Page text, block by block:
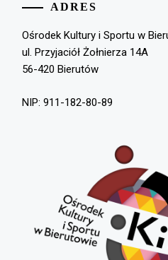
ADRES
Ośrodek Kultury i Sportu w
ul. Przyjaciół Żołnierza 14A
56-420 Bierutów
NIP: 911-182-80-89